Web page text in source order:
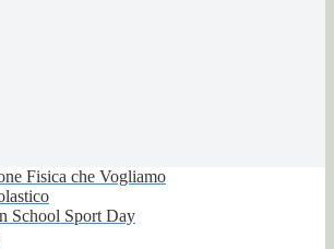
Fisica che Vogliamo
School Sport Day